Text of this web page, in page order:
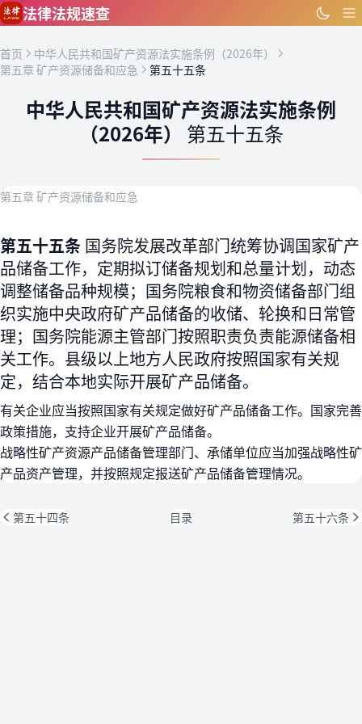
跳到主要内容
法律法规速查
首页
中华人民共和国矿产资源法实施条例（2026年）
第五章 矿产资源储备和应急
第五十五条
中华人民共和国矿产资源法实施条例
（2026年） 第五十五条
第五章 矿产资源储备和应急
第五十五条 国务院发展改革部门统筹协调国家矿产
品储备工作，定期拟订储备规划和总量计划，动态
调整储备品种规模；国务院粮食和物资储备部门组
织实施中央政府矿产品储备的收储、轮换和日常管
理；国务院能源主管部门按照职责负责能源储备相
关工作。县级以上地方人民政府按照国家有关规
定，结合本地实际开展矿产品储备。
有关企业应当按照国家有关规定做好矿产品储备工作。国家完善
政策措施，支持企业开展矿产品储备。
战略性矿产资源产品储备管理部门、承储单位应当加强战略性矿
产品资产管理，并按照规定报送矿产品储备管理情况。
第五十四条 目录 第五十六条